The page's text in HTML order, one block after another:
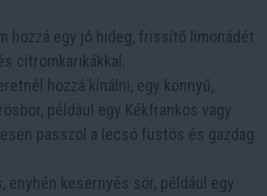
hozzá egy jó hideg, frissítő limonádét
citromkarikákkal.
hozzá kínálni, egy könnyű,
például egy Kékfrankos vagy
passzol a lecsó füstös és gazdag
enyhén kesernyés sör, például egy